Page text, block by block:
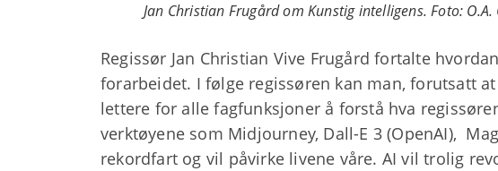
Jan Christian Frugård om Kunstig intelligens. Foto: O.A.
Regissør Jan Christian Vive Frugård fortalte
forarbeidet. I følge regissøren kan man, forutsatt
lettere for alle fagfunksjoner å forstå hva
verktøyene som Midjourney, Dall-E 3 (OpenAI),
rekordfart og vil påvirke livene våre. AI vil trolig